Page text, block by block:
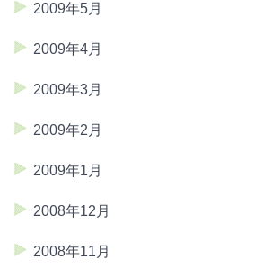
2009年5月
2009年4月
2009年3月
2009年2月
2009年1月
2008年12月
2008年11月